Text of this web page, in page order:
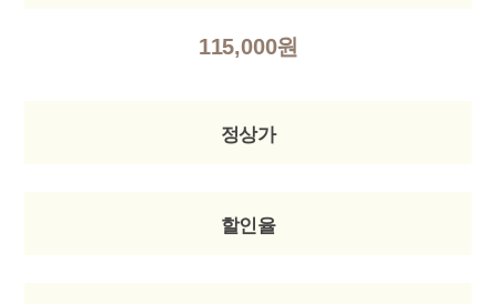
115,000원
정상가
할인율